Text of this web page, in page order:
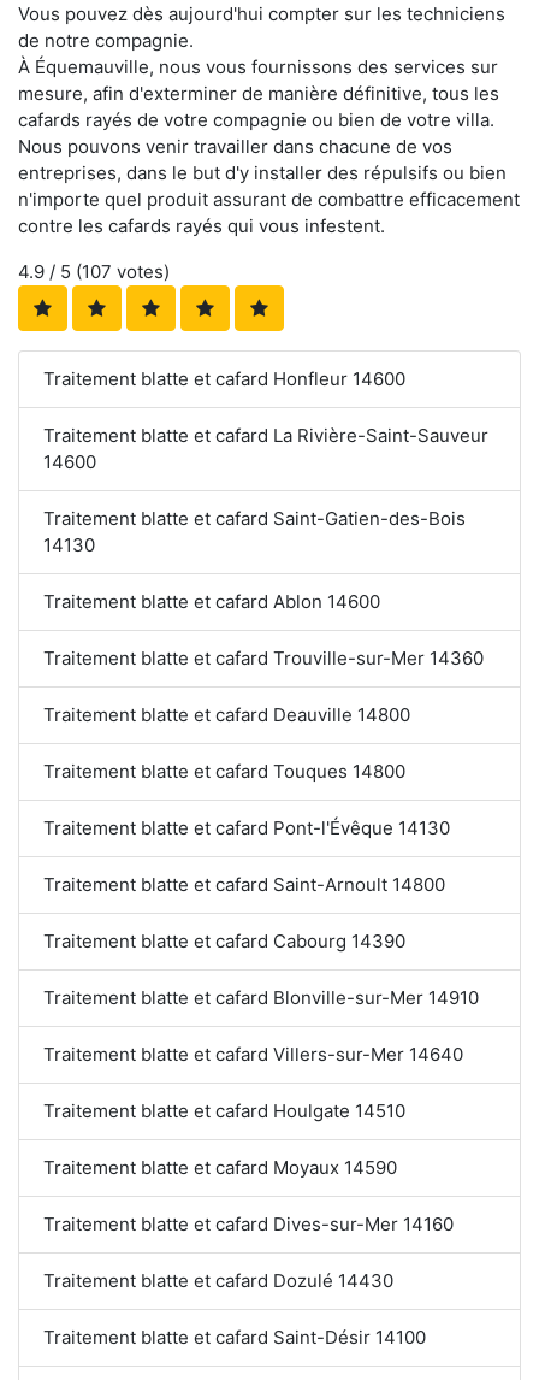
Vous pouvez dès aujourd'hui compter sur les techniciens
de notre compagnie.
À Équemauville, nous vous fournissons des services sur
mesure, afin d'exterminer de manière définitive, tous les
cafards rayés de votre compagnie ou bien de votre villa.
Nous pouvons venir travailler dans chacune de vos
entreprises, dans le but d'y installer des répulsifs ou bien
n'importe quel produit assurant de combattre efficacement
contre les cafards rayés qui vous infestent.
4.9 / 5 (107 votes)
Traitement blatte et cafard Honfleur 14600
Traitement blatte et cafard La Rivière-Saint-Sauveur
14600
Traitement blatte et cafard Saint-Gatien-des-Bois
14130
Traitement blatte et cafard Ablon 14600
Traitement blatte et cafard Trouville-sur-Mer 14360
Traitement blatte et cafard Deauville 14800
Traitement blatte et cafard Touques 14800
Traitement blatte et cafard Pont-l'Évêque 14130
Traitement blatte et cafard Saint-Arnoult 14800
Traitement blatte et cafard Cabourg 14390
Traitement blatte et cafard Blonville-sur-Mer 14910
Traitement blatte et cafard Villers-sur-Mer 14640
Traitement blatte et cafard Houlgate 14510
Traitement blatte et cafard Moyaux 14590
Traitement blatte et cafard Dives-sur-Mer 14160
Traitement blatte et cafard Dozulé 14430
Traitement blatte et cafard Saint-Désir 14100